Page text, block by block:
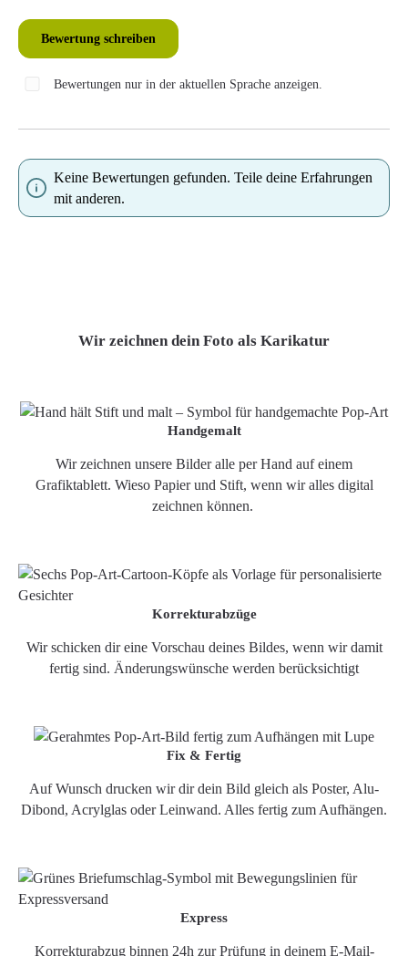
Bewertung schreiben
Bewertungen nur in der aktuellen Sprache anzeigen.
Keine Bewertungen gefunden. Teile deine Erfahrungen
mit anderen.
Wir zeichnen dein Foto als Karikatur
Handgemalt
Wir zeichnen unsere Bilder alle per Hand auf einem
Grafiktablett. Wieso Papier und Stift, wenn wir alles digital
zeichnen können.
Korrekturabzüge
Wir schicken dir eine Vorschau deines Bildes, wenn wir damit
fertig sind. Änderungswünsche werden berücksichtigt
Fix & Fertig
Auf Wunsch drucken wir dir dein Bild gleich als Poster, Alu-
Dibond, Acrylglas oder Leinwand. Alles fertig zum Aufhängen.
Express
Korrekturabzug binnen 24h zur Prüfung in deinem E-Mail-